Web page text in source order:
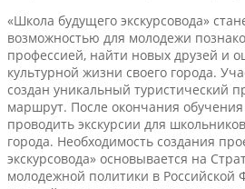
«Школа будущего экскурсовода»
возможностью для молодежи
профессией, найти новых друзей и
культурной жизни своего города.
создан уникальный туристический
маршрут. После окончания обучения
проводить экскурсии для
города. Необходимость создания
экскурсовода» основывается на
молодежной политики в Российской